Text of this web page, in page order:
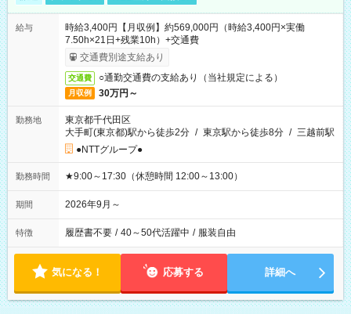
給与
時給3,400円【月収例】約569,000円（時給3,400円×実働
7.50h×21日+残業10h）+交通費
交通費別途支給あり
交通費 ○通勤交通費の支給あり（当社規定による）
月収例 30万円～
勤務地
東京都千代田区
大手町(東京都)駅から徒歩2分 / 東京駅から徒歩8分 / 三越前駅
●NTTグループ●
勤務時間 ★9:00～17:30（休憩時間 12:00～13:00）
期間 2026年9月～
特徴 履歴書不要 / 40～50代活躍中 / 服装自由
気になる！ 応募する 詳細へ